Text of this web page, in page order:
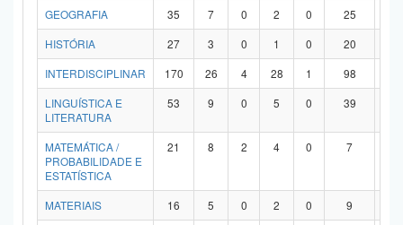
GEOGRAFIA
35 7 0 2 0 25
HISTÓRIA
27 3 0 1 0 20
INTERDISCIPLINAR
170 26 4 28 1 98
LINGUÍSTICA E
LITERATURA
53 9 0 5 0 39
MATEMÁTICA /
PROBABILIDADE E
ESTATÍSTICA
21 8 2 4 0 7
MATERIAIS 16 5 0 2 0 9